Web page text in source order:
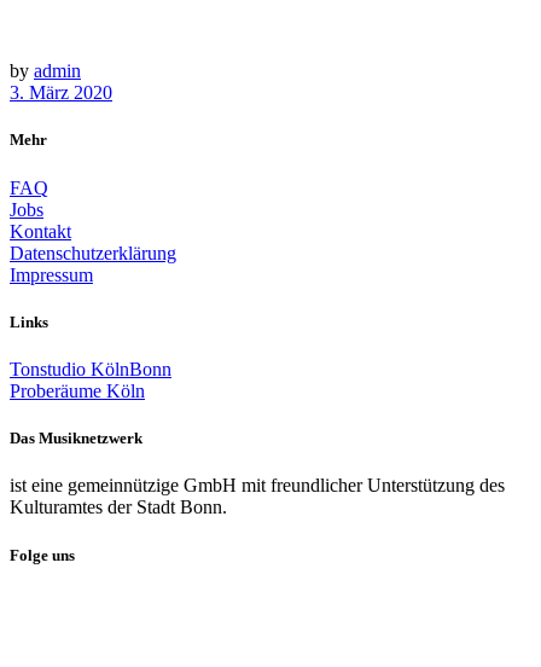
by admin
3. März 2020
Mehr
FAQ
Jobs
Kontakt
Datenschutzerklärung
Impressum
Links
Tonstudio KölnBonn
Proberäume Köln
Das Musiknetzwerk
ist eine gemeinnützige GmbH mit freundlicher Unterstützung des
Kulturamtes der Stadt Bonn.
Folge uns